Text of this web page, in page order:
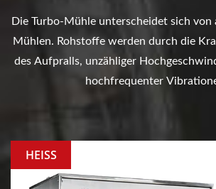
Die Turbo-Mühle unterscheidet sich von
Mühlen. Rohstoffe werden durch die
des Aufpralls, unzähliger
hochfrequenter
HEISS